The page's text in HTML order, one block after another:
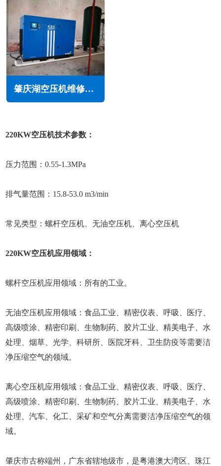
肇庆湖空压机维修保养
220KW空压机技术参数：
压力范围：0.55-1.3MPa
排气量范围：15.8-53.0 m3/min
常见类型：螺杆空压机、无油空压机、离心空压机
220KW空压机应用领域：
螺杆空压机应用领域：所有的工业。
无油空压机应用领域：食品工业、精密仪表、呼吸、医疗、
高级喷涂、精密印刷、生物制药、胶片工业、精美电子、水
处理、烟草、光学、科研所、医院牙科、卫生防疫等需要洁
净压缩空气的领域。
离心空压机应用领域：食品工业、精密仪表、呼吸、医疗、
高级喷涂、精密印刷、生物制药、胶片工业、精美电子、水
处理、汽车、化工、采矿和空气分离需要洁净压缩空气的领
域。
肇庆市古称端州，广东省辖地级市，是粤港澳大湾区、珠江